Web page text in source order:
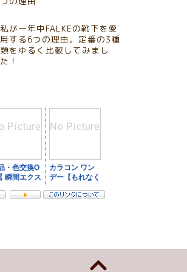
私が一年中FALKEの靴下を愛
用する6つの理由。定番の3種
類をゆるく比較してみまし
た！